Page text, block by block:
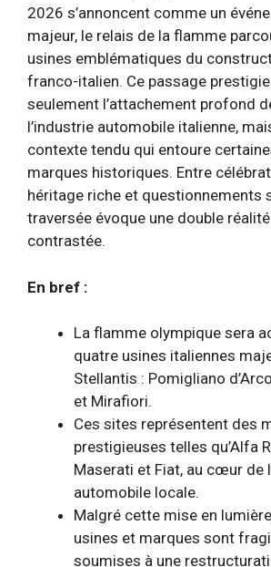
2026 s’annoncent comme un
majeur, le relais de la flamme
usines emblématiques du
franco-italien. Ce passage
seulement l’attachement profond
l’industrie automobile italienne,
contexte tendu qui entoure
marques historiques. Entre
héritage riche et questionnements
traversée évoque une double
contrastée.
En bref :
La flamme olympique sera
quatre usines italiennes
Stellantis : Pomigliano
et Mirafiori.
Ces sites représentent des
prestigieuses telles qu’Alfa
Maserati et Fiat, au cœur de
automobile locale.
Malgré cette mise en
usines et marques sont
soumises à une